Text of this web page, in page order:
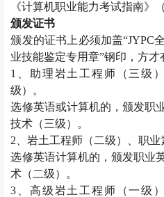
《计算机职业能力考试指南》
颁发证书
颁发的证书上必须加盖“JYPC
业技能鉴定专用章”钢印，方才
1、助理岩土工程师 （三级
级）。
选修英语或计算机的，颁发职
技术（三级）。
2、岩土工程师 （二级）、职
选修英语计算机的，颁发职业
术（二级）。
3、高级岩土工程师 （一级